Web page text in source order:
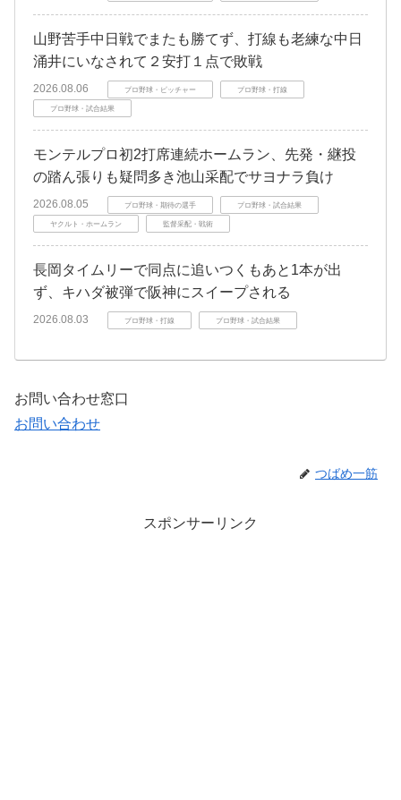
山野苦手中日戦でまたも勝てず、打線も老練な中日
涌井にいなされて２安打１点で敗戦
2026.08.06 プロ野球・ピッチャー プロ野球・打線
プロ野球・試合結果
モンテルプロ初2打席連続ホームラン、先発・継投
の踏ん張りも疑問多き池山采配でサヨナラ負け
2026.08.05 プロ野球・期待の選手 プロ野球・試合結果
ヤクルト・ホームラン 監督采配・戦術
長岡タイムリーで同点に追いつくもあと1本が出
ず、キハダ被弾で阪神にスイープされる
2026.08.03 プロ野球・打線 プロ野球・試合結果
お問い合わせ窓口
お問い合わせ
つばめ一筋
スポンサーリンク